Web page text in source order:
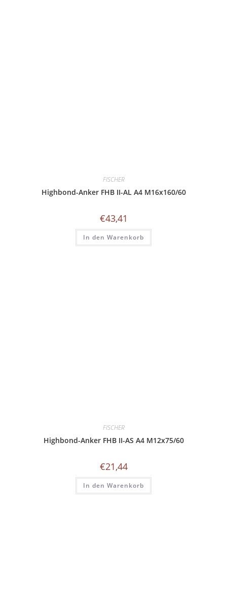
FISCHER
Highbond-Anker FHB II-AL A4 M16x160/60
€43,41
In den Warenkorb
FISCHER
Highbond-Anker FHB II-AS A4 M12x75/60
€21,44
In den Warenkorb